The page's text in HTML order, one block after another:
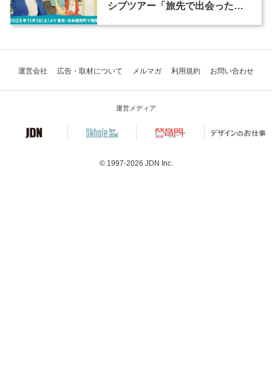
シブツアー「旅先で出会った人
運営会社 広告・取材について メルマガ 利用規約 お問い合わせ
運営メディア
© 1997-2026 JDN Inc.